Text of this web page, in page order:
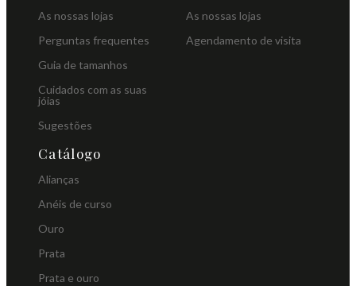
As nossas lojas
Perguntas frequentes
Guia de tamanhos
Cuidados com as suas
jóias
Sugestões
As nossas lojas
Agendamento de visita
Catálogo
Alianças
Anéis de curso
Ouro
Prata
Prata e ouro